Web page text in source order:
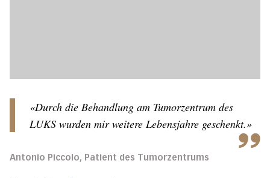
«Durch die Behandlung am Tumorzentrum des
LUKS wurden mir weitere Lebensjahre geschenkt.»
Antonio Piccolo, Patient des Tumorzentrums